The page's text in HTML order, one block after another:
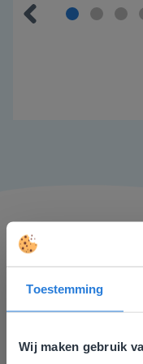
Toestemming
Wij maken gebruik
Plan een
Wil je meer
belmomentin onze